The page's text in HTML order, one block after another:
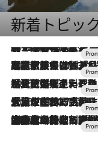
新着トピッ
2026.8.7
【トンボの足水浴】ヒノキの香りに包まれて涼感マックス！約13℃の湧水かけ流しを避暑地「星野温泉 トンボの湯」で体験
2026.7.31
【ホテル帰省】という選択肢をOMOが提案。家族とほどよい距離を保つには「昼は実家、夜は気兼ねなくホテルで！」
2026.7.24
【夏限定ディナーコース】旬を迎える稚鮎や花ズッキーニなどをイタリア・トスカーナの郷土料理の手法で満喫！
2026.7.17
「土佐和ハーブかき氷」がOMO7高知に登場！生姜、山椒、大葉など目にも舌にも涼を呼ぶ郷土の味
2026.7.10
NEW OPEN！【界 草津】名湯の地に誕生。趣の異なる2種の温泉と上州ならではの会席・蕎麦割烹など美食を味わう究極の癒やし旅